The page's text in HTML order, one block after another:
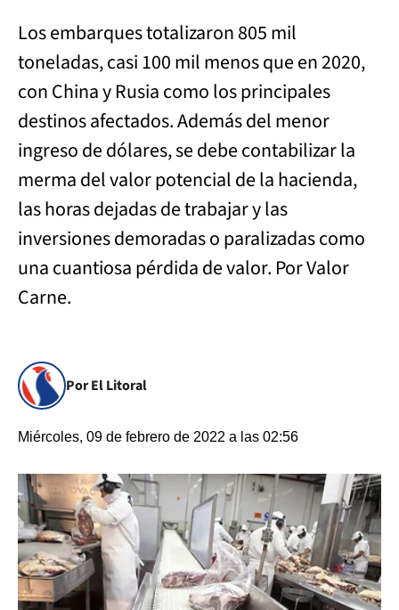
Los embarques totalizaron 805 mil
toneladas, casi 100 mil menos que en 2020,
con China y Rusia como los principales
destinos afectados. Además del menor
ingreso de dólares, se debe contabilizar la
merma del valor potencial de la hacienda,
las horas dejadas de trabajar y las
inversiones demoradas o paralizadas como
una cuantiosa pérdida de valor. Por Valor
Carne.
Por El Litoral
Miércoles, 09 de febrero de 2022 a las 02:56